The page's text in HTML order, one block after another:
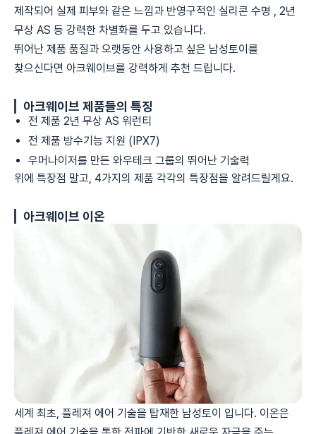
제작되어 실제 피부와 같은 느낌과 반영구적인 실리콘 수명 , 2년
무상 AS 등 강력한 차별화를 두고 있습니다.
뛰어난 제품 품질과 오랫동안 사용하고 싶은 남성토이를
찾으신다면 아크웨이브를 강력하게 추천 드립니다.
아크웨이브 제품들의 특징
전 제품 2년 무상 AS 워런티
전 제품 방수기능 지원 (IPX7)
우머나이저를 만든 와우테크 그룹의 뛰어난 기술력
위에 특장점 말고, 4가지의 제품 각각의 특장점을 알려드릴게요.
아크웨이브 이온
세계 최초, 플레져 에어 기술을 탑재한 남성토이 입니다. 이온은